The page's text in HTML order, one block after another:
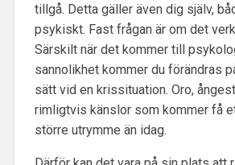
tillgå. Detta gäller även dig själv,
psykiskt. Fast frågan är om det
Särskilt när det kommer till
sannolikhet kommer du förändras
sätt vid en krissituation. Oro,
rimligtvis känslor som kommer få
större utrymme än idag.